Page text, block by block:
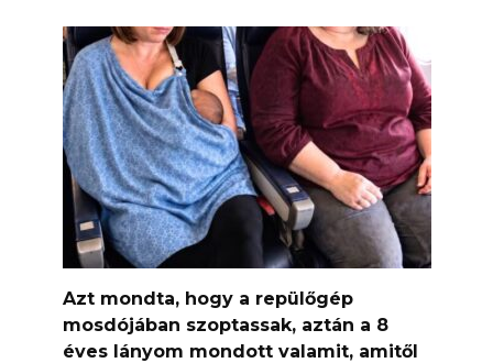
Azt mondta, hogy a repülőgép
mosdójában szoptassak, aztán a 8
éves lányom mondott valamit, amitől